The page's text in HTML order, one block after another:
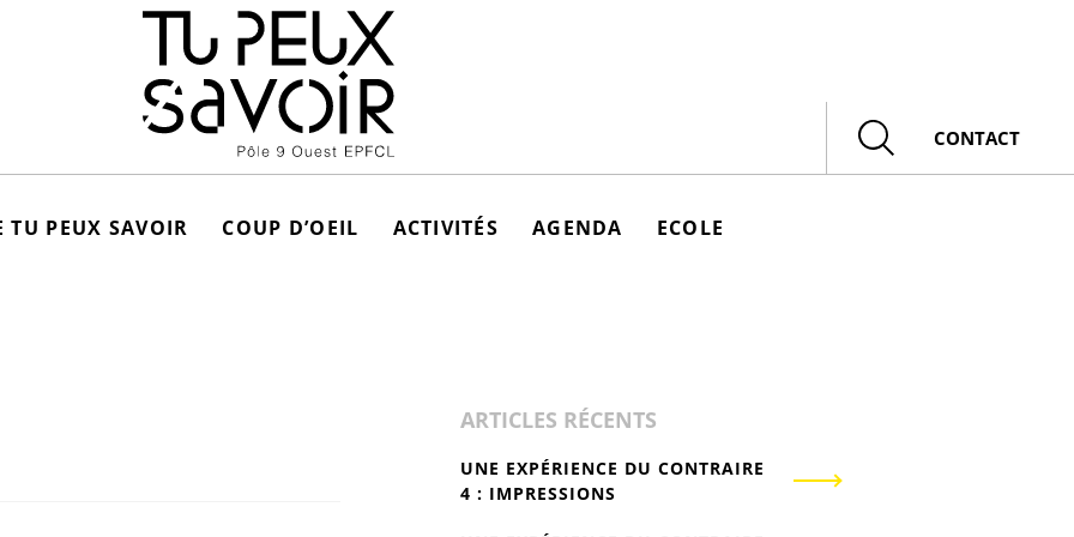
Rechercher
CONTACT
TU PEUX SAVOIR COUP D’OEIL ACTIVITÉS AGENDA ECOLE
ARTICLES RÉCENTS
UNE EXPÉRIENCE DU CONTRAIRE
4 : IMPRESSIONS